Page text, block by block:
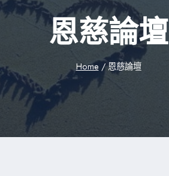
恩慈論壇
Home / 恩慈論壇